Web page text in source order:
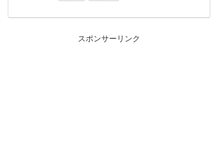
スポンサーリンク